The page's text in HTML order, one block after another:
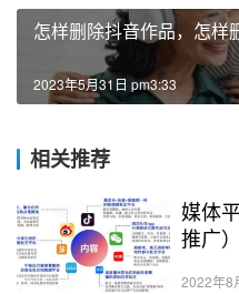
怎样删除抖音作品，怎样
2023年5月31日 pm3:33
相关推荐
媒体
推广）
2022年8